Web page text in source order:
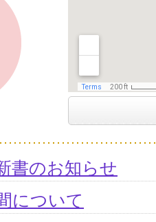
書のお知らせ
について